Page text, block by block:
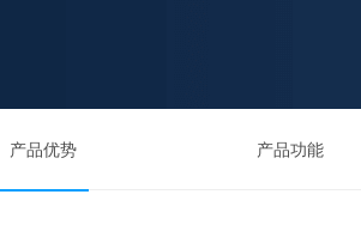
产品优势 产品功能